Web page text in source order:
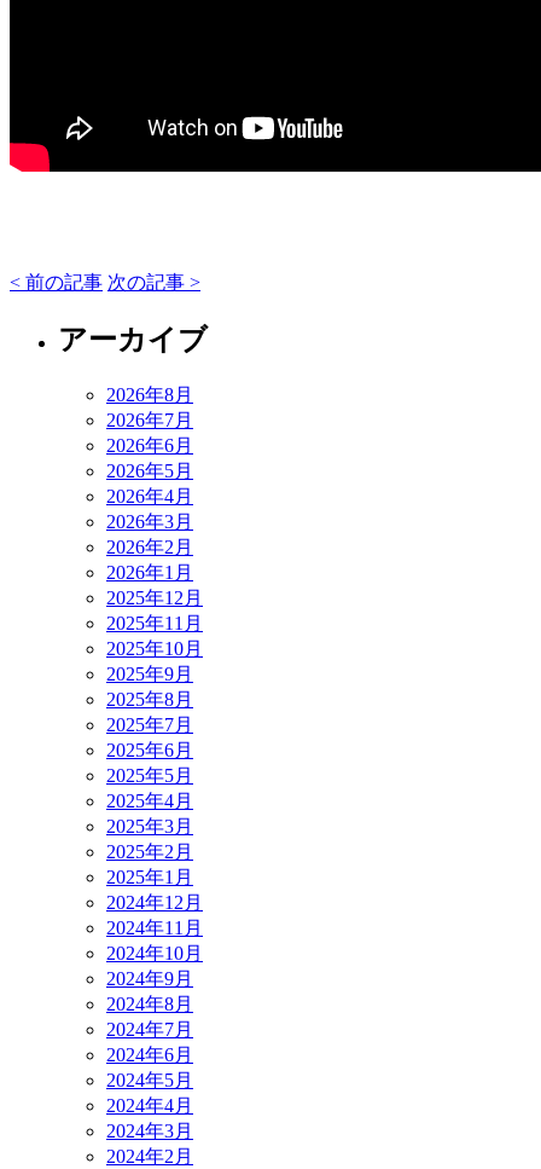
< 前の記事 次の記事 >
アーカイブ
2026年8月
2026年7月
2026年6月
2026年5月
2026年4月
2026年3月
2026年2月
2026年1月
2025年12月
2025年11月
2025年10月
2025年9月
2025年8月
2025年7月
2025年6月
2025年5月
2025年4月
2025年3月
2025年2月
2025年1月
2024年12月
2024年11月
2024年10月
2024年9月
2024年8月
2024年7月
2024年6月
2024年5月
2024年4月
2024年3月
2024年2月